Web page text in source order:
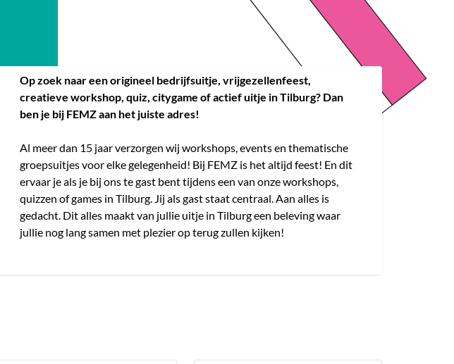
Op zoek naar een origineel bedrijfsuitje, vrijgezellenfeest,
creatieve workshop, quiz, citygame of actief uitje in Tilburg? Dan
ben je bij FEMZ aan het juiste adres!
Al meer dan 15 jaar verzorgen wij workshops, events en thematische
groepsuitjes voor elke gelegenheid! Bij FEMZ is het altijd feest! En dit
ervaar je als je bij ons te gast bent tijdens een van onze workshops,
quizzen of games in Tilburg. Jij als gast staat centraal. Aan alles is
gedacht. Dit alles maakt van jullie uitje in Tilburg een beleving waar
jullie nog lang samen met plezier op terug zullen kijken!